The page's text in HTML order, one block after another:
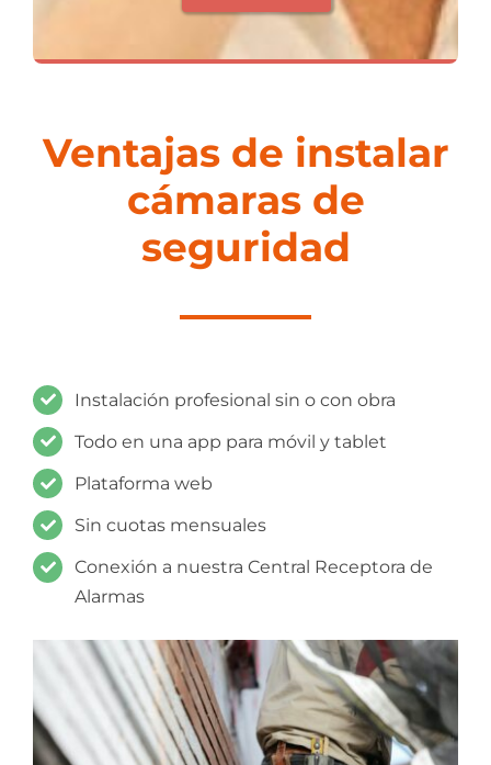
Ventajas de instalar
cámaras de
seguridad
Instalación profesional sin o con obra
Todo en una app para móvil y tablet
Plataforma web
Sin cuotas mensuales
Conexión a nuestra Central Receptora de
Alarmas